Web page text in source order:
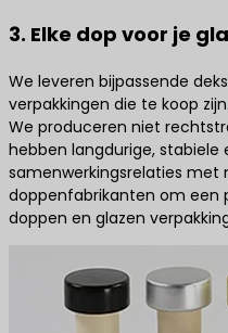
3. Elke dop voor je
We leveren bijpassende
verpakkingen die te koop zijn.
We produceren niet
hebben langdurige, stabiele
samenwerkingsrelaties met
doppenfabrikanten om
doppen en glazen